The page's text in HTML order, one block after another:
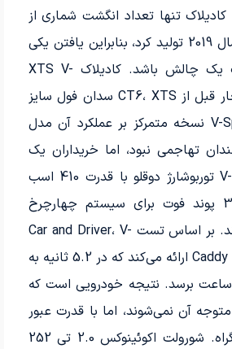
تنها تعداد انگشت شماری از
این مدل ها را در سال 2019 تولید کرد، بنابراین یافتن یکی
از آنها ممکن است یک چالش باشد. کادیلاک XTS V-
Sport 410 اسب بخار قبل از CT6، XTS سدان فول سایز
کادیلاک بود و V-Sport نسخه متمرکز بر عملکرد آن مدل
تهاجمی نبود، اما خریداران یک
موتور 3.6 لیتری V-6 توربوشارژ دوقلو با قدرت 410 اسب
بخار و گشتاور 369 پوند فوت برای سیستم چهارچرخ
متحرک دریافت کردند. بر اساس تست Car and Driver، V-
6 قدرت کافی را برای Caddy ارائه می‌کند که در 5.2 ثانیه به
در ساعت برسد. نتیجه خودرویی است که
آن نمی‌شوند، اما با قدرت عبور
بدون زحمت در بزرگراه. شورولت اکوئینوکس 2.0 تی 252